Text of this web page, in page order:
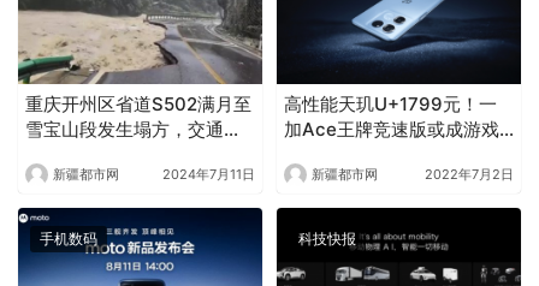
重庆开州区省道S502满月至
雪宝山段发生塌方，交通中
新疆都市网 2024年7月11日
高性能天玑U+1799元！一
加Ace王牌竞速版或成游戏
新疆都市网 2022年7月2日
手机数码 科技快报